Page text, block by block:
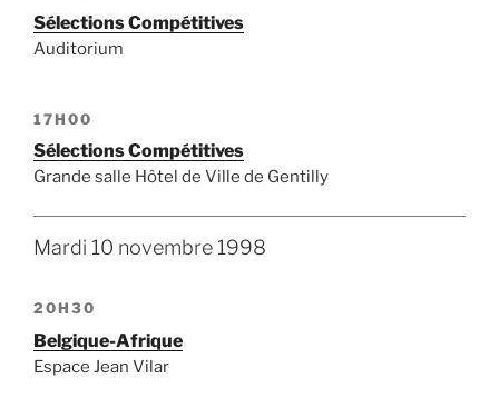
Sélections Compétitives
Auditorium
17H00
Sélections Compétitives
Grande salle Hôtel de Ville de Gentilly
Mardi 10 novembre 1998
20H30
Belgique-Afrique
Espace Jean Vilar